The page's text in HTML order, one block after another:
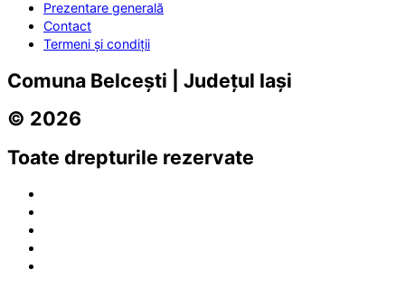
Prezentare generală
Contact
Termeni și condiții
Comuna Belcești | Județul Iași
© 2026
Toate drepturile rezervate